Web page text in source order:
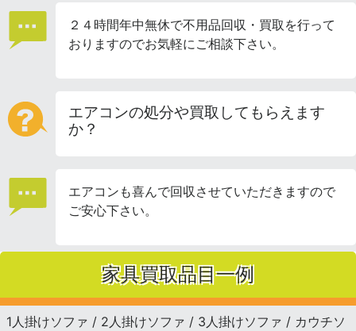
２４時間年中無休で不用品回収・買取を行って
おりますのでお気軽にご相談下さい。
エアコンの処分や買取してもらえます
か？
エアコンも喜んで回収させていただきますので
ご安心下さい。
家具買取品目一例
1人掛けソファ / 2人掛けソファ / 3人掛けソファ / カウチソ